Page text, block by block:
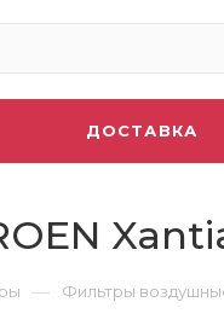
ДОСТАВКА
— Фильтры